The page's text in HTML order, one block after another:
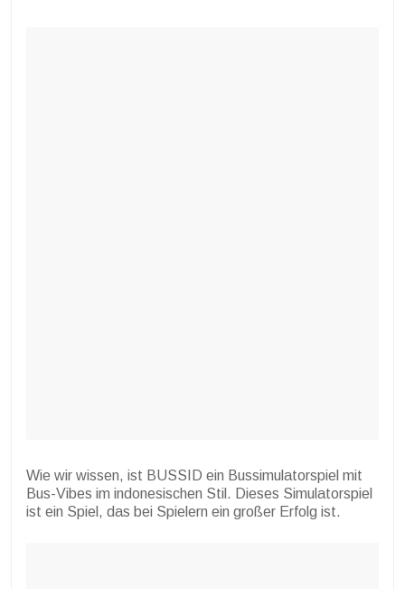
Wie wir wissen, ist BUSSID ein Bussimulatorspiel mit
Bus-Vibes im indonesischen Stil. Dieses Simulatorspiel
ist ein Spiel, das bei Spielern ein großer Erfolg ist.